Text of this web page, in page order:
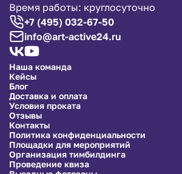
Время работы: круглосуточно
+7 (495) 032-67-50
info@art-active24.ru
Наша команда
Кейсы
Блог
Доставка и оплата
Условия проката
Отзывы
Контакты
Политика конфиденциальности
Площадки для мероприятий
Организация тимбилдинга
Проведение квиза